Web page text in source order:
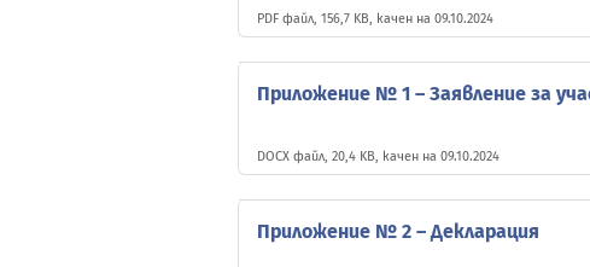
PDF файл, 156,7 KB, качен на 09.10.2024
Приложение № 1 – Заявление за
DOCX файл, 20,4 KB, качен на 09.10.2024
Приложение № 2 – Декларация